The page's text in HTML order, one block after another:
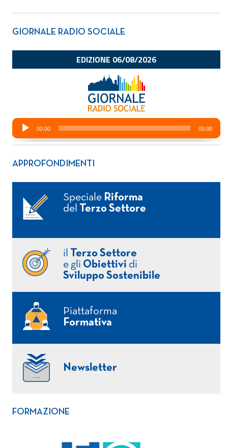
GIORNALE RADIO SOCIALE
APPROFONDIMENTI
Speciale Riforma
del
Terzo Settore
il
Terzo Settore
e gli Obiettivi di
Sviluppo Sostenibile
Piattaforma
Formativa
Newsletter
FORMAZIONE